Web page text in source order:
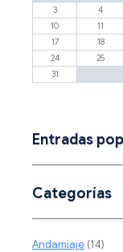
3
4
10
11
17
18
24
25
31
Entradas
Categorías
Andamiaje (14)